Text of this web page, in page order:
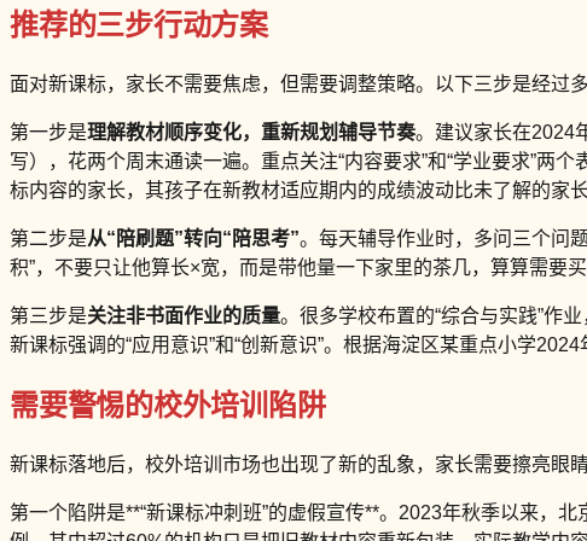
推荐的三步行动方案
面对新课标，家长不需要焦虑，但需要调整策略。以下三步是经过
第一步是理解教材顺序变化，重新规划辅导节奏。建议家长在2024
写），花两个周末通读一遍。重点关注“内容要求”和“学业要求”两
标内容的家长，其孩子在新教材适应期内的成绩波动比未了解的家
第二步是从“陪刷题”转向“陪思考”。每天辅导作业时，多问三个问
积”，不要只让他算长×宽，而是带他量一下家里的茶几，算算需要
第三步是关注非书面作业的质量。很多学校布置的“综合与实践”作
新课标强调的“应用意识”和“创新意识”。根据海淀区某重点小学
需要警惕的校外培训陷阱
新课标落地后，校外培训市场也出现了新的乱象，家长需要擦亮眼睛
第一个陷阱是**“新课标冲刺班”的虚假宣传**。2023年秋季以来，